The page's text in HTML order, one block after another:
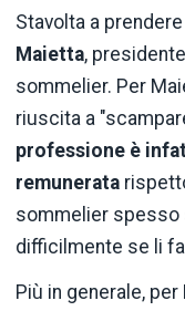
Stavolta a
Maietta,
sommelier. Per
riuscita a
professione è
remunerata
sommelier spesso
difficilmente se li
Più in generale,